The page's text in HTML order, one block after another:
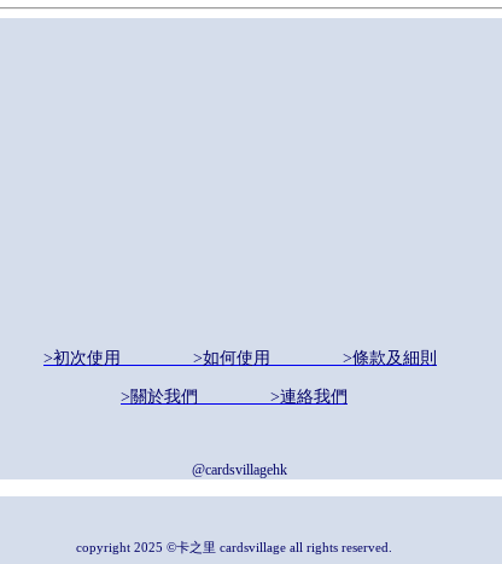
>初次使用 >如何使用 >條款及細則
>關於我們 >連絡我們
@cardsvillagehk
copyright 2025 ©卡之里 cardsvillage all rights reserved.